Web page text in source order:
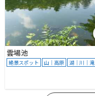
雲場池
絶景スポット 山｜高原 湖｜川｜滝